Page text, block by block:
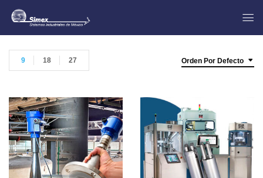
Orden Por Defecto
9 18 27